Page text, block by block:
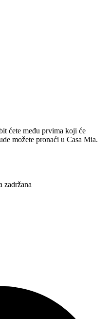
ćete među prvima koji će
možete pronaći u Casa Mia.
zadržana